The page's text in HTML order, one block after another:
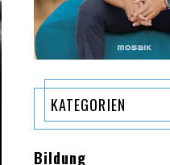
KATEGORIEN
Bildung